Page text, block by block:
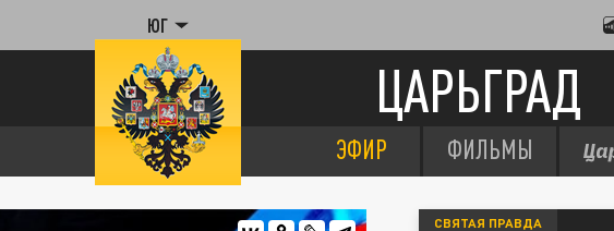
ЮГ
ЦАРЬГРАД
ЭФИР ФИЛЬМЫ
СВЯТАЯ ПРАВДА